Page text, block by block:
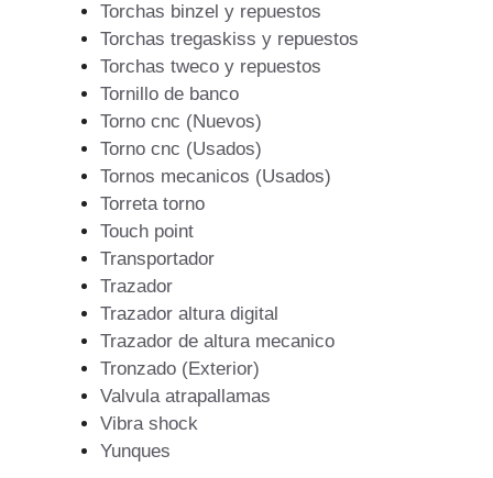
Torchas binzel y repuestos
Torchas tregaskiss y repuestos
Torchas tweco y repuestos
Tornillo de banco
Torno cnc (Nuevos)
Torno cnc (Usados)
Tornos mecanicos (Usados)
Torreta torno
Touch point
Transportador
Trazador
Trazador altura digital
Trazador de altura mecanico
Tronzado (Exterior)
Valvula atrapallamas
Vibra shock
Yunques